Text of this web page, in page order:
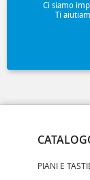
Ci siamo
Ti
PIANI E